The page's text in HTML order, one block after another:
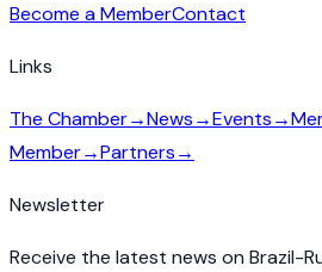
Become a MemberContact
Links
The Chamber→News→Events→
Member→Partners→
Newsletter
Receive the latest news on Brazil-